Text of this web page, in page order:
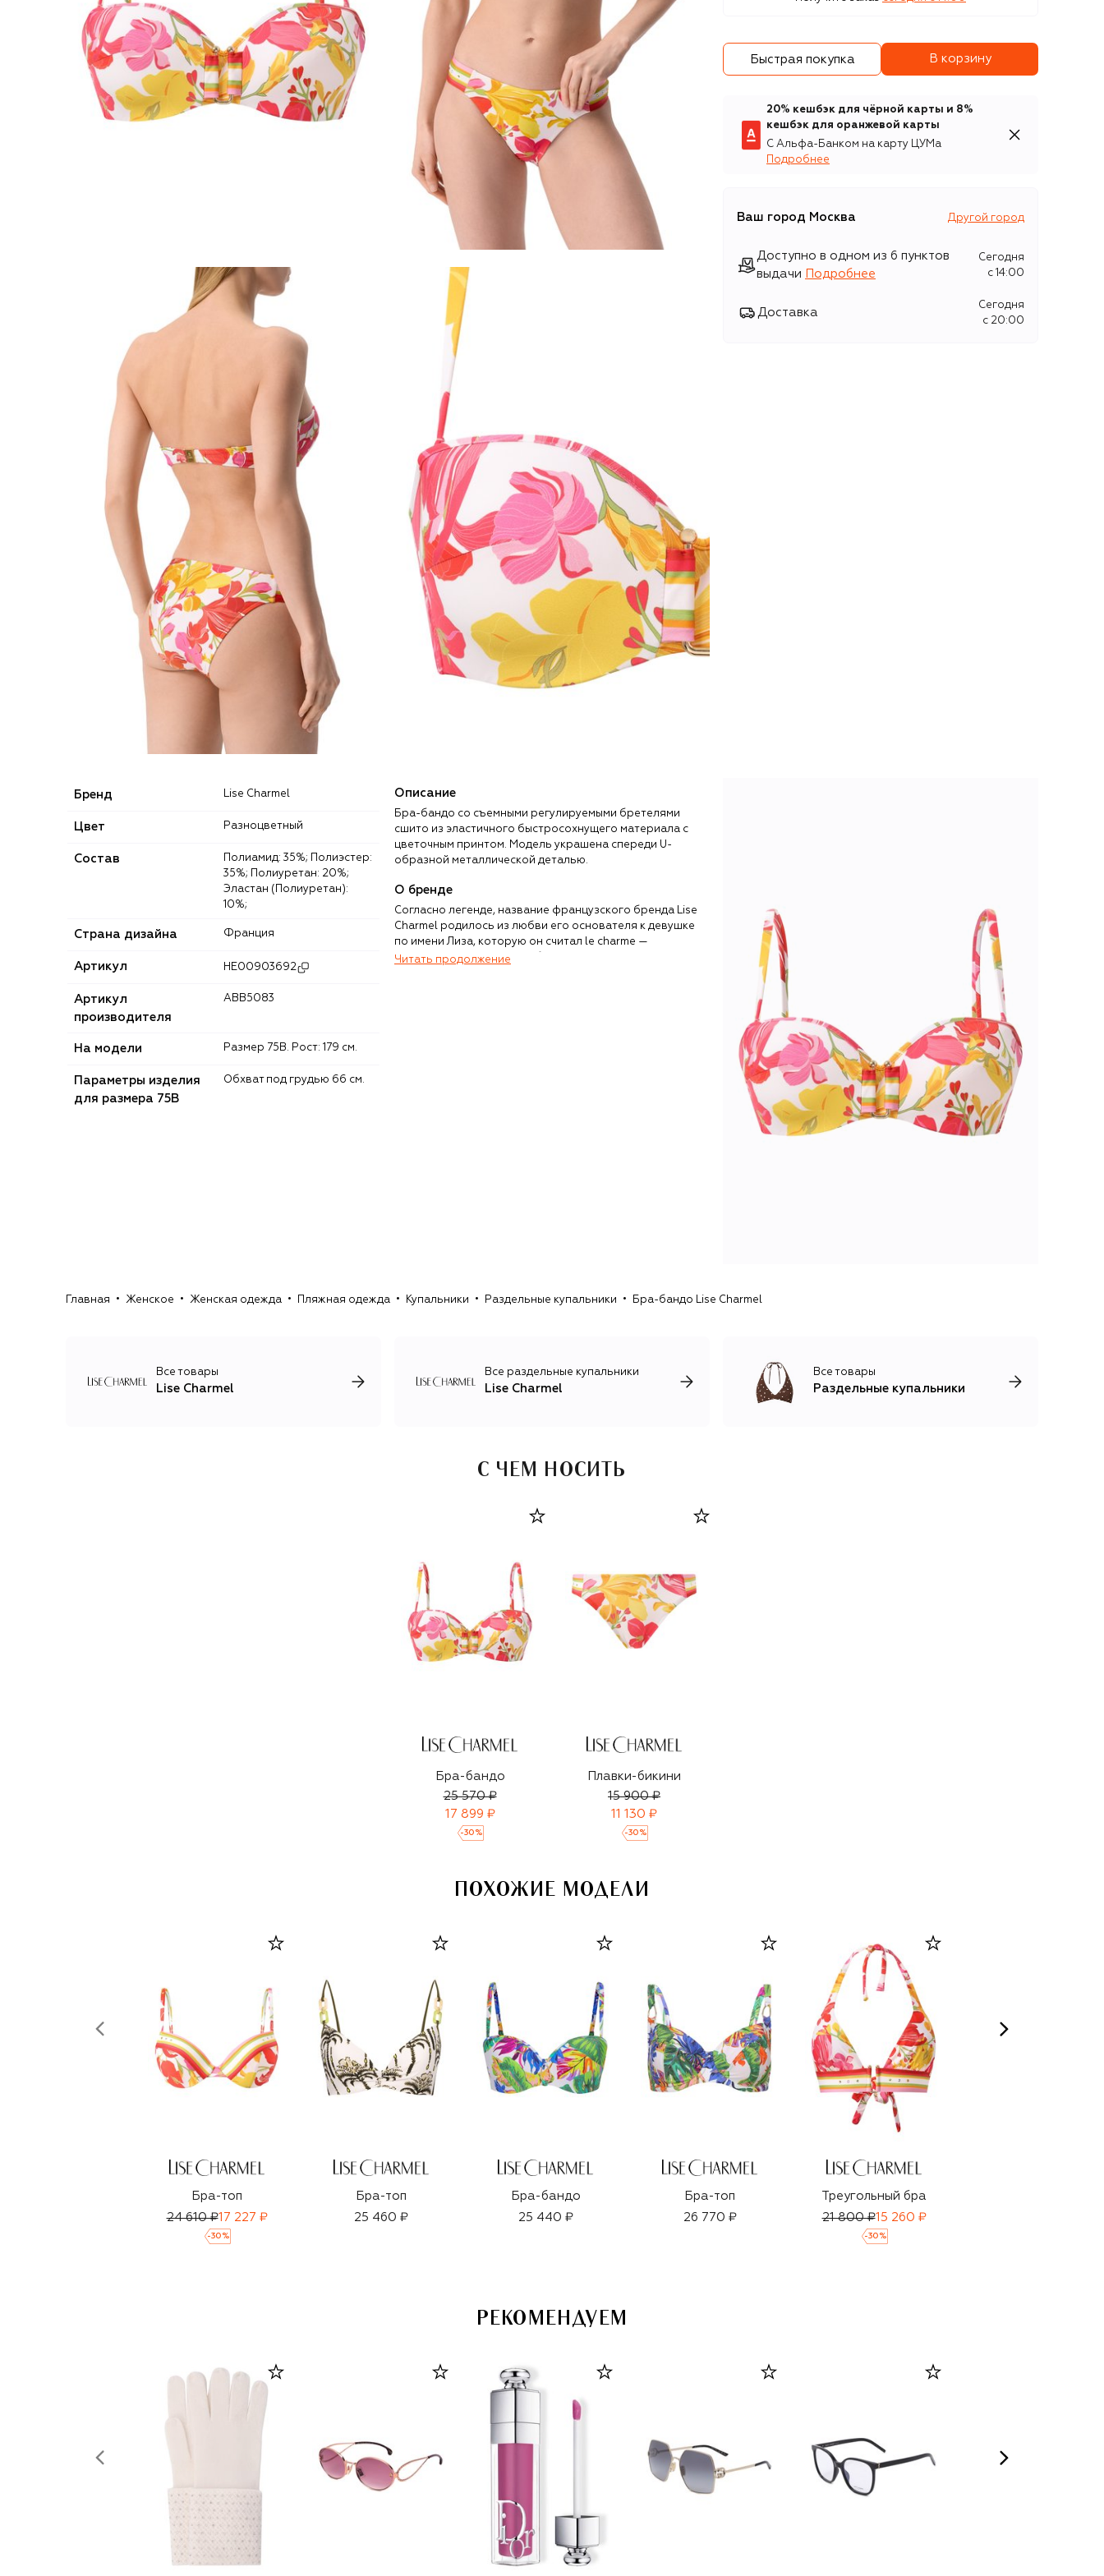
Быстрая покупка В корзину
20% кешбэк для чёрной карты и 8%
кешбэк для оранжевой карты
С Альфа-Банком на карту ЦУМа
Подробнее
Ваш город Москва Другой город
Доступно в одном из 6 пунктов
выдачи
Подробнее
Сегодня
c 14:00
Доставка
Сегодня
c 20:00
Бренд Lise Charmel
Цвет Разноцветный
Состав
35%; Полиуретан: 20%;
Эластан (Полиуретан):
10%;
Страна дизайна Франция
Артикул HE00903692
Артикул
производителя
ABB5083
На модели Размер 75B. Рост: 179 см.
Параметры изделия
для размера 75B
Обхват под грудью 66 см.
Описание
Бра-бандо со съемными регулируемыми бретелями
сшито из эластичного быстросохнущего материала с
цветочным принтом. Модель украшена спереди U-
образной металлической деталью.
О бренде
Согласно легенде, название французского бренда Lise
Charmel родилось из любви его основателя к девушке
по имени Лиза, которую он считал le charme —
очарованием. С 1950-х небольшое ателье в Лионе,
Читать продолжение
Главная Женское Женская одежда Пляжная одежда Купальники Раздельные купальники Бра-бандо Lise Charmel
Все товары
Lise Charmel
Все раздельные купальники
Lise Charmel
Все товары
Раздельные купальники
С ЧЕМ НОСИТЬ
Бра-бандо
25 570 ₽
17 899 ₽
-30 %
Плавки-бикини
15 900 ₽
11 130 ₽
-30 %
ПОХОЖИЕ МОДЕЛИ
Бра-топ
24 610 ₽17 227 ₽
-30 %
Бра-топ
25 460 ₽
Бра-бандо
25 440 ₽
Бра-топ
26 770 ₽
Треугольный бра
21 800 ₽15 260 ₽
-30 %
РЕКОМЕНДУЕМ